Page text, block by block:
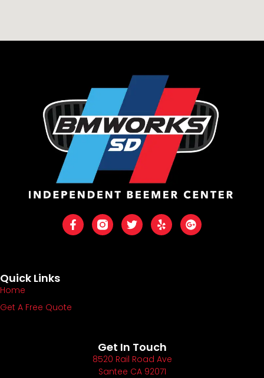
Quick Links
Home
Get A Free Quote
Get In Touch
8520 Rail Road Ave
Santee CA 92071